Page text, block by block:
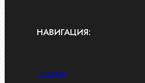
НАВИГАЦИЯ:
Главная